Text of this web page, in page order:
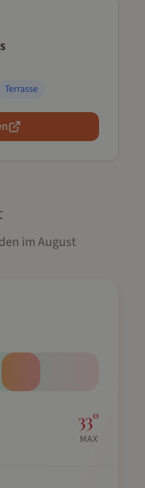
Terrasse
imAugust
33°
MAX